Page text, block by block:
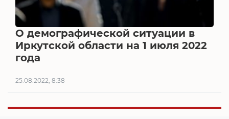
О демографической ситуации в
Иркутской области на 1 июля 2022
года
25.08.2022, 8:38